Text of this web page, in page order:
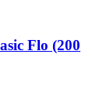
Flo (200